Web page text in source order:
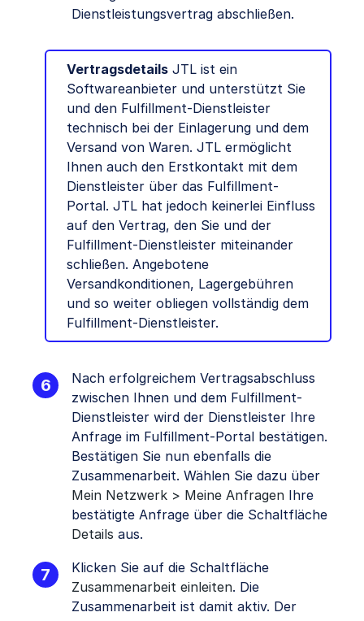
Dienstleistungsvertrag abschließen.
Vertragsdetails JTL ist ein
Softwareanbieter und unterstützt Sie
und den Fulfillment-Dienstleister
technisch bei der Einlagerung und dem
Versand von Waren. JTL ermöglicht
Ihnen auch den Erstkontakt mit dem
Dienstleister über das Fulfillment-
Portal. JTL hat jedoch keinerlei Einfluss
auf den Vertrag, den Sie und der
Fulfillment-Dienstleister miteinander
schließen. Angebotene
Versandkonditionen, Lagergebühren
und so weiter obliegen vollständig dem
Fulfillment-Dienstleister.
Nach erfolgreichem Vertragsabschluss
zwischen Ihnen und dem Fulfillment-
Dienstleister wird der Dienstleister Ihre
Anfrage im Fulfillment-Portal bestätigen.
Bestätigen Sie nun ebenfalls die
Zusammenarbeit. Wählen Sie dazu über
Mein Netzwerk > Meine Anfragen Ihre
bestätigte Anfrage über die Schaltfläche
Details aus.
Klicken Sie auf die Schaltfläche
Zusammenarbeit einleiten. Die
Zusammenarbeit ist damit aktiv. Der